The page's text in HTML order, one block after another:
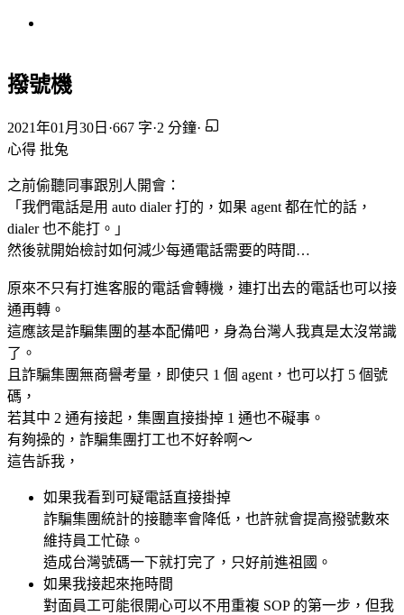
撥號機
2021年01月30日 ·667 字·2 分鐘·
心得 批兔
之前偷聽同事跟別人開會：
「我們電話是用 auto dialer 打的，如果 agent 都在忙的話，
dialer 也不能打。」
然後就開始檢討如何減少每通電話需要的時間…
原來不只有打進客服的電話會轉機，連打出去的電話也可以接
通再轉。
這應該是詐騙集團的基本配備吧，身為台灣人我真是太沒常識
了。
且詐騙集團無商譽考量，即使只 1 個 agent，也可以打 5 個號
碼，
若其中 2 通有接起，集團直接掛掉 1 通也不礙事。
有夠操的，詐騙集團打工也不好幹啊～
這告訴我，
如果我看到可疑電話直接掛掉
詐騙集團統計的接聽率會降低，也許就會提高撥號數來
維持員工忙碌。
造成台灣號碼一下就打完了，只好前進祖國。
如果我接起來拖時間
對面員工可能很開心可以不用重複 SOP 的第一步，但我